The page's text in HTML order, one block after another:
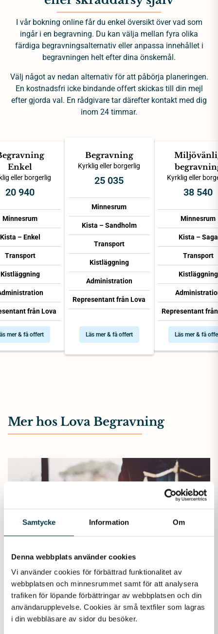
Samtycke Information Om
Denna webbplats använder cookies
Vi använder cookies för förbättrad funktionalitet av
webbplatsen och minnesrummet samt för att analysera
trafiken för löpande förbättringar av webbplatsen och din
användarupplevelse. Cookies är små textfiler som lagras
i din webbläsare av sidor du besöker.
I vår bokning online får du enkel översikt över vad som
ingår i en begravning. Du kan välja mellan fyra olika
färdiga begravningsalternativ eller anpassa innehållet i
begravningen helt efter dina önskemål.
Välj något av nedan alternativ för att påbörja planeringen.
En kostnadsfri icke bindande offert skickas till din mejl
efter gjorda val. En rådgivare tar därefter kontakt med dig
inom 24 timmar.
Enkel
eller borgerlig
20 940
Minnesrum
Kista – Enkel
Transport
Kistläggning
från Lova
mer & få offert
Begravning
Kyrklig eller borgerlig
25 035
Minnesrum
Kista – Sandholm
Transport
Kistläggning
Administration
Representant från Lova
Läs mer & få offert
Kyrklig eller
38 540
Minnesrum
Kista – Saga
Transport
Kistläggning
Representant
Läs mer & få
Mer hos Lova Begravning
Juridik